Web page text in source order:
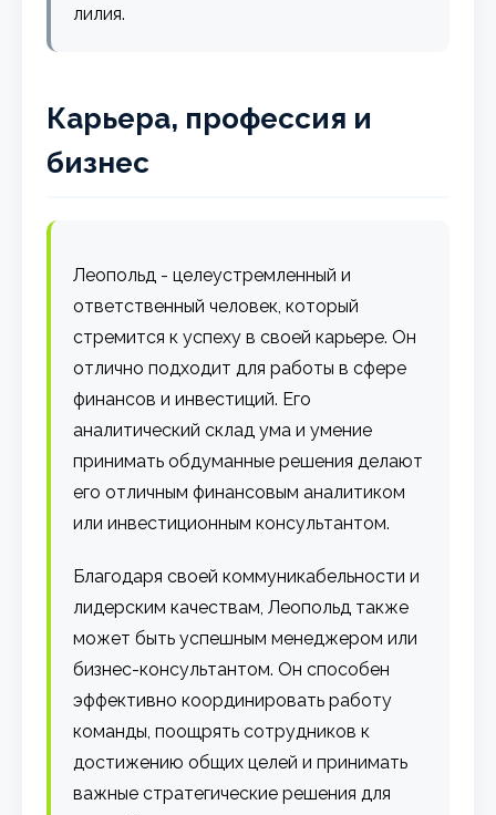
лилия.
Карьера, профессия и
бизнес
Леопольд - целеустремленный и
ответственный человек, который
стремится к успеху в своей карьере. Он
отлично подходит для работы в сфере
финансов и инвестиций. Его
аналитический склад ума и умение
принимать обдуманные решения делают
его отличным финансовым аналитиком
или инвестиционным консультантом.
Благодаря своей коммуникабельности и
лидерским качествам, Леопольд также
может быть успешным менеджером или
бизнес-консультантом. Он способен
эффективно координировать работу
команды, поощрять сотрудников к
достижению общих целей и принимать
важные стратегические решения для